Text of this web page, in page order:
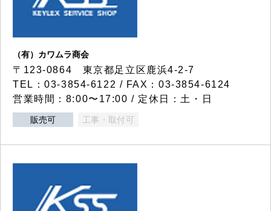
（有）カワムラ商会
〒123-0864 東京都足立区鹿浜4-2-7
TEL：03-3854-6122 / FAX：03-3854-6124
営業時間：8:00〜17:00 / 定休日：土・日
販売可 工事・取付可